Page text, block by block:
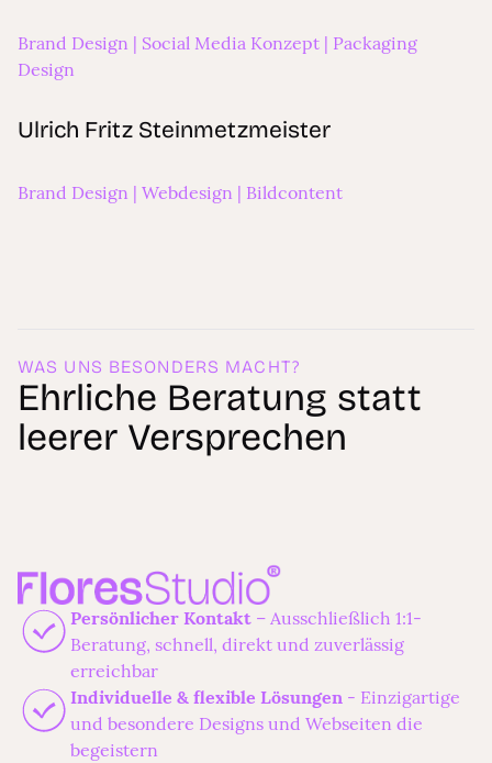
Brand Design | Social Media Konzept | Packaging
Design
Ulrich Fritz Steinmetzmeister
Brand Design | Webdesign | Bildcontent
WAS UNS BESONDERS MACHT?
Ehrliche Beratung statt
leerer Versprechen
Persönlicher Kontakt – Ausschließlich 1:1-
Beratung, schnell, direkt und zuverlässig
erreichbar
Individuelle & flexible Lösungen - Einzigartige
und besondere Designs und Webseiten die
begeistern